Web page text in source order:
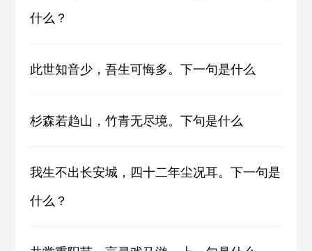
什么？
此世知音少，吾生可悔多。下一句是什么
杉森若趋山，竹青无尽境。下句是什么
我生不出长安城，四十二年尘况耳。下一句是
什么？